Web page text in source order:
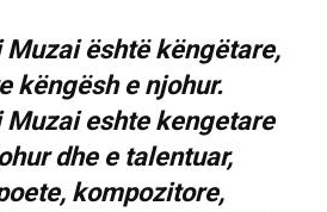
është këngëtare,
këngësh e njohur.
eshte kengetare
dhe e talentuar,
kompozitore,